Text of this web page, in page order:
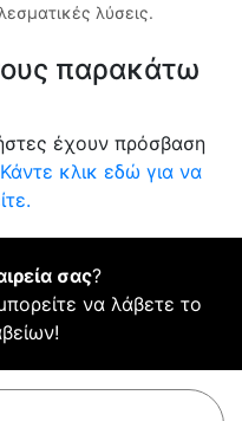
λύσεις.
παρακάτω
έχουν πρόσβαση
Κάντε κλικ εδώ για να
σας?
να λάβετε το